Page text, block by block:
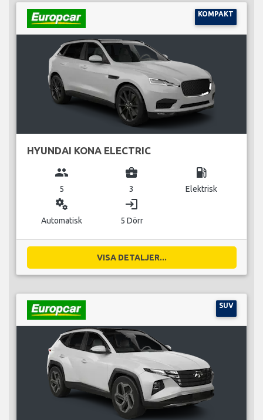
KOMPAKT
HYUNDAI KONA ELECTRIC
group
5
business_center
3
local_gas_station
Elektrisk
miscellaneous_services
Automatisk
login
5 Dörr
VISA DETALJER...
SUV